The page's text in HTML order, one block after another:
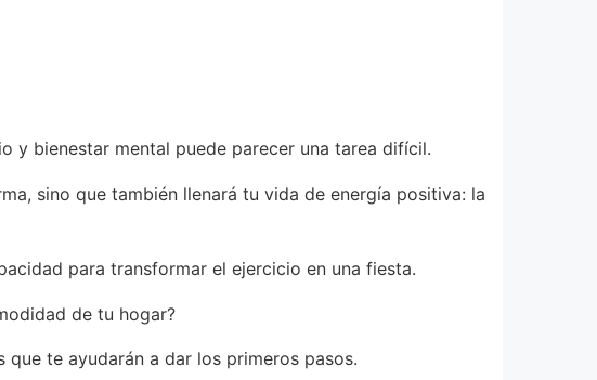
y bienestar mental puede parecer una tarea difícil.
sino que también llenará tu vida de energía positiva: la
para transformar el ejercicio en una fiesta.
de tu hogar?
te ayudarán a dar los primeros pasos.